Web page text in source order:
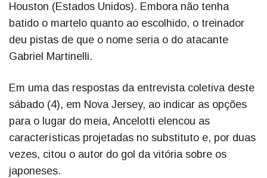
Houston (Estados Unidos). Embora não tenha
batido o martelo quanto ao escolhido, o treinador
deu pistas de que o nome seria o do atacante
Gabriel Martinelli.
Em uma das respostas da entrevista coletiva deste
sábado (4), em Nova Jersey, ao indicar as opções
para o lugar do meia, Ancelotti elencou as
características projetadas no substituto e, por duas
vezes, citou o autor do gol da vitória sobre os
japoneses.